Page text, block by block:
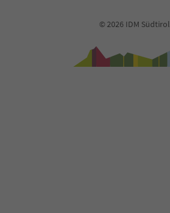
© 2026 IDM Südtirol